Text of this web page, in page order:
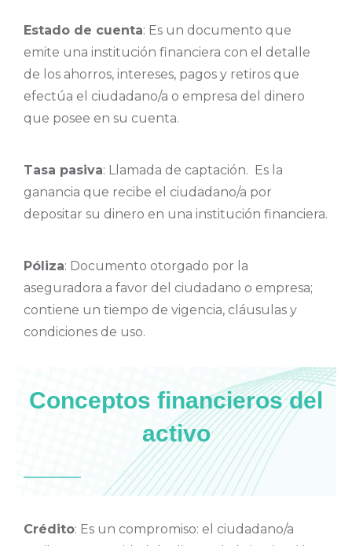
Estado de cuenta: Es un documento que
emite una institución financiera con el detalle
de los ahorros, intereses, pagos y retiros que
efectúa el ciudadano/a o empresa del dinero
que posee en su cuenta.
Tasa pasiva: Llamada de captación. Es la
ganancia que recibe el ciudadano/a por
depositar su dinero en una institución financiera.
Póliza: Documento otorgado por la
aseguradora a favor del ciudadano o empresa;
contiene un tiempo de vigencia, cláusulas y
condiciones de uso.
Conceptos financieros del
activo
Crédito: Es un compromiso: el ciudadano/a